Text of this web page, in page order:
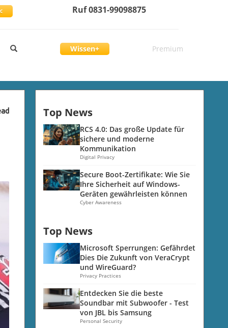
Ruf 0831-99098875
Wissen+ Premium
Top News
RCS 4.0: Das große Update für
sichere und moderne
Kommunikation
Digital Privacy
Secure Boot-Zertifikate: Wie Sie
Ihre Sicherheit auf Windows-
Geräten gewährleisten können
Cyber Awareness
Top News
Microsoft Sperrungen: Gefährdet
Dies Die Zukunft von VeraCrypt
und WireGuard?
Privacy Practices
Entdecken Sie die beste
Soundbar mit Subwoofer - Test
von JBL bis Samsung
Personal Security